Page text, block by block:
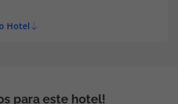
Hotel
para este hotel!